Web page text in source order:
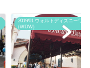
2019/01 ウォルトディズニーワー
(WDW)